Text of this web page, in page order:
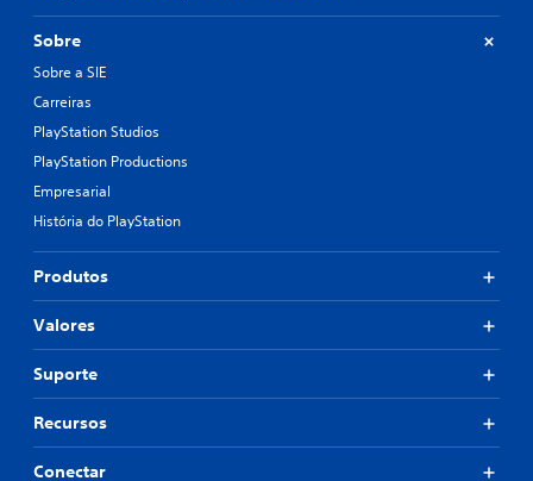
Sobre
Sobre a SIE
Carreiras
PlayStation Studios
PlayStation Productions
Empresarial
História do PlayStation
Produtos
Valores
Suporte
Recursos
Conectar